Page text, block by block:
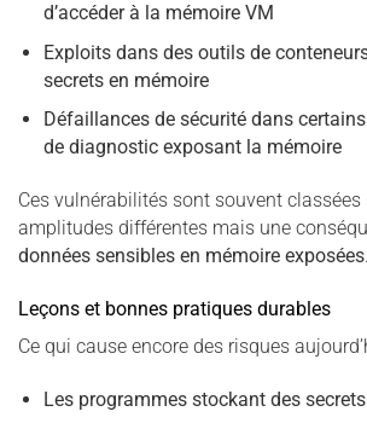
d’accéder à la mémoire VM
Exploits dans des outils de
secrets en mémoire
Défaillances de sécurité dans
de diagnostic exposant la mémoire
Ces vulnérabilités sont souvent classées
amplitudes différentes mais une
données sensibles en mémoire exposées.
Leçons et bonnes pratiques durables
Ce qui cause encore des risques
Les programmes stockant des